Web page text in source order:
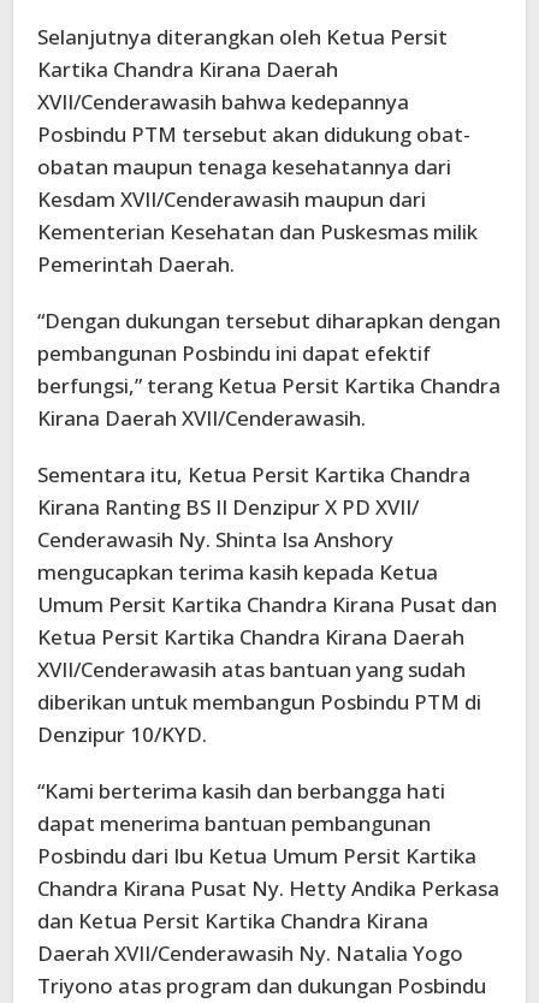
Selanjutnya diterangkan oleh Ketua Persit
Kartika Chandra Kirana Daerah
XVII/Cenderawasih bahwa kedepannya
Posbindu PTM tersebut akan didukung obat-
obatan maupun tenaga kesehatannya dari
Kesdam XVII/Cenderawasih maupun dari
Kementerian Kesehatan dan Puskesmas milik
Pemerintah Daerah.
“Dengan dukungan tersebut diharapkan dengan
pembangunan Posbindu ini dapat efektif
berfungsi,” terang Ketua Persit Kartika Chandra
Kirana Daerah XVII/Cenderawasih.
Sementara itu, Ketua Persit Kartika Chandra
Kirana Ranting BS II Denzipur X PD XVII/
Cenderawasih Ny. Shinta Isa Anshory
mengucapkan terima kasih kepada Ketua
Umum Persit Kartika Chandra Kirana Pusat dan
Ketua Persit Kartika Chandra Kirana Daerah
XVII/Cenderawasih atas bantuan yang sudah
diberikan untuk membangun Posbindu PTM di
Denzipur 10/KYD.
“Kami berterima kasih dan berbangga hati
dapat menerima bantuan pembangunan
Posbindu dari Ibu Ketua Umum Persit Kartika
Chandra Kirana Pusat Ny. Hetty Andika Perkasa
dan Ketua Persit Kartika Chandra Kirana
Daerah XVII/Cenderawasih Ny. Natalia Yogo
Triyono atas program dan dukungan Posbindu